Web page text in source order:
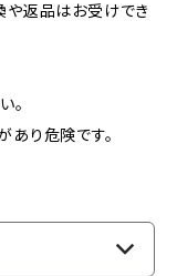
や返品はお受けでき
。
り危険です。